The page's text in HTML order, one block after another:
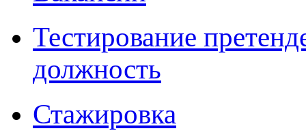
Тестирование
должность
Стажировка